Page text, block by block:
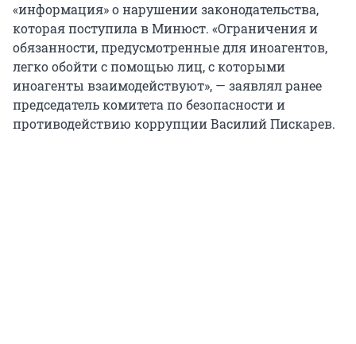
«информация» о нарушении законодательства,
которая поступила в Минюст. «Ограничения и
обязанности, предусмотренные для иноагентов,
легко обойти с помощью лиц, с которыми
иноагенты взаимодействуют», — заявлял ранее
председатель комитета по безопасности и
противодействию коррупции Василий Пискарев.